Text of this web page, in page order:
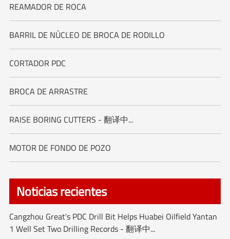
REAMADOR DE ROCA
BARRIL DE NÚCLEO DE BROCA DE RODILLO
CORTADOR PDC
BROCA DE ARRASTRE
RAISE BORING CUTTERS - 翻译中...
MOTOR DE FONDO DE POZO
Noticias recientes
Cangzhou Great's PDC Drill Bit Helps Huabei Oilfield Yantan
1 Well Set Two Drilling Records - 翻译中...